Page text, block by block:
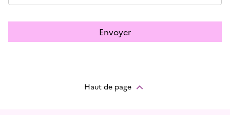
Envoyer
Haut de page